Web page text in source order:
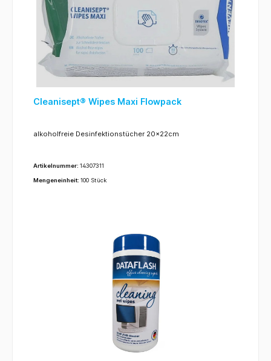
Cleanisept® Wipes Maxi Flowpack
alkoholfreie Desinfektionstücher 20x22cm
Artikelnummer: 14307311
Mengeneinheit: 100 Stück